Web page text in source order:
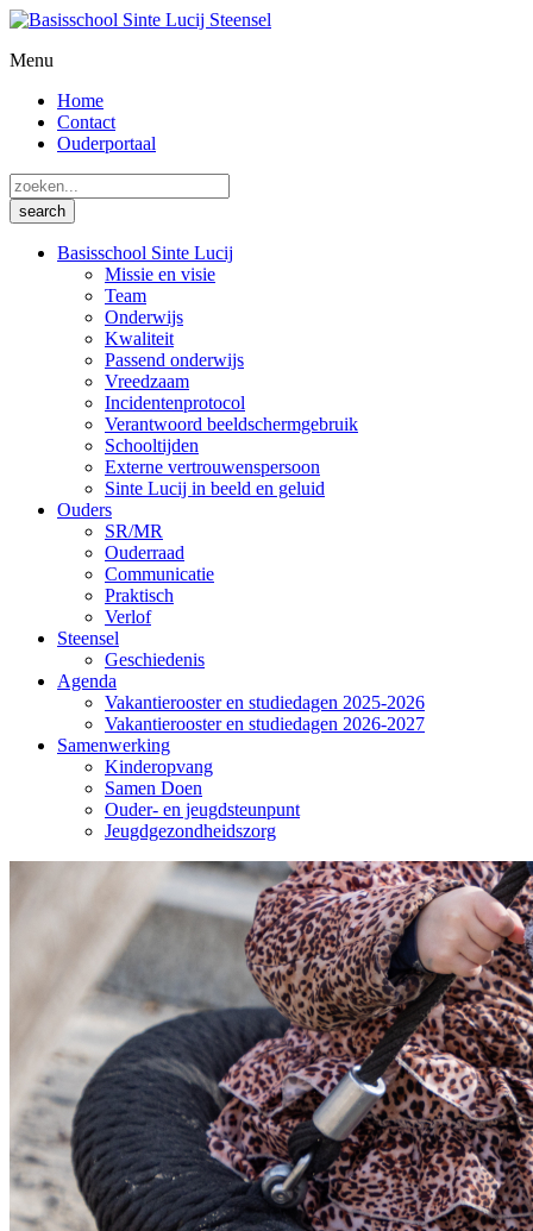
Menu
Home
Contact
Ouderportaal
Basisschool Sinte Lucij
Missie en visie
Team
Onderwijs
Kwaliteit
Passend onderwijs
Vreedzaam
Incidentenprotocol
Verantwoord beeldschermgebruik
Schooltijden
Externe vertrouwenspersoon
Sinte Lucij in beeld en geluid
Ouders
SR/MR
Ouderraad
Communicatie
Praktisch
Verlof
Steensel
Geschiedenis
Agenda
Vakantierooster en studiedagen 2025-2026
Vakantierooster en studiedagen 2026-2027
Samenwerking
Kinderopvang
Samen Doen
Ouder- en jeugdsteunpunt
Jeugdgezondheidszorg